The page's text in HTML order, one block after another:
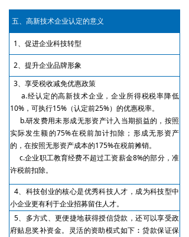
五、高新技术企业认定的意义
1、促进企业科技转型
2、提升企业品牌形象
3、享受税收减免优惠政策
a.经认定的高新技术企业，企业所得税税率降低
10%，可执行15%（认定前25%）的优惠税率。
b.研发费用未形成无形资产计入当期损益的，按照
实际发生额的75%在税前加计扣除；形成无形资产
的，在按照无形资产成本的175%在税前摊销。
c.企业职工教育经费不超过工资薪金8%的部分，准
许税前扣除。
4、科技创业的核心是优秀科技人才，成为科技型中
小企业更有利于企业招募留住人才。
5、多方式、更便捷地获得授信贷款，还可以享受政
府贴息奖补资金。灵活的资助模式如下︰贷款保证保